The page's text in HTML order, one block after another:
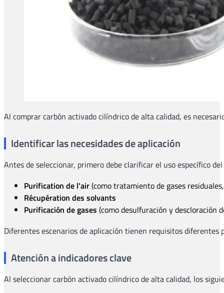
Al comprar carbón activado cilíndrico de alta calidad, es
Identificar las necesidades de aplicación
Antes de seleccionar, primero debe clarificar el uso específico
Purification de l'air(como tratamiento de gases
Récupération des solvants
Purificación de gases (como desulfuración y descloración
Diferentes escenarios de aplicación tienen requisitos
Atención a indicadores clave
Al seleccionar carbón activado cilíndrico de alta calidad, los